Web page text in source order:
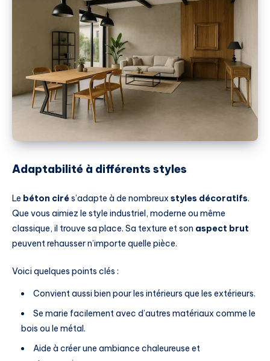
Adaptabilité à différents styles
Le béton cirés’adapte à de nombreux styles décoratifs.
Que vous aimiez le style industriel, moderne ou même
classique, il trouve sa place. Sa texture et son aspect brut
peuvent rehausser n’importe quelle pièce.
Voici quelques points clés :
Convient aussi bien pour les intérieurs que les extérieurs.
Se marie facilement avec d’autres matériaux comme le
bois ou le métal.
Aide à créer une ambiance chaleureuse et